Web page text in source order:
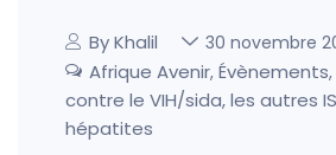
By Khalil 30 novembre
Afrique Avenir, Évènements,
contre le VIH/sida, les autres
hépatites